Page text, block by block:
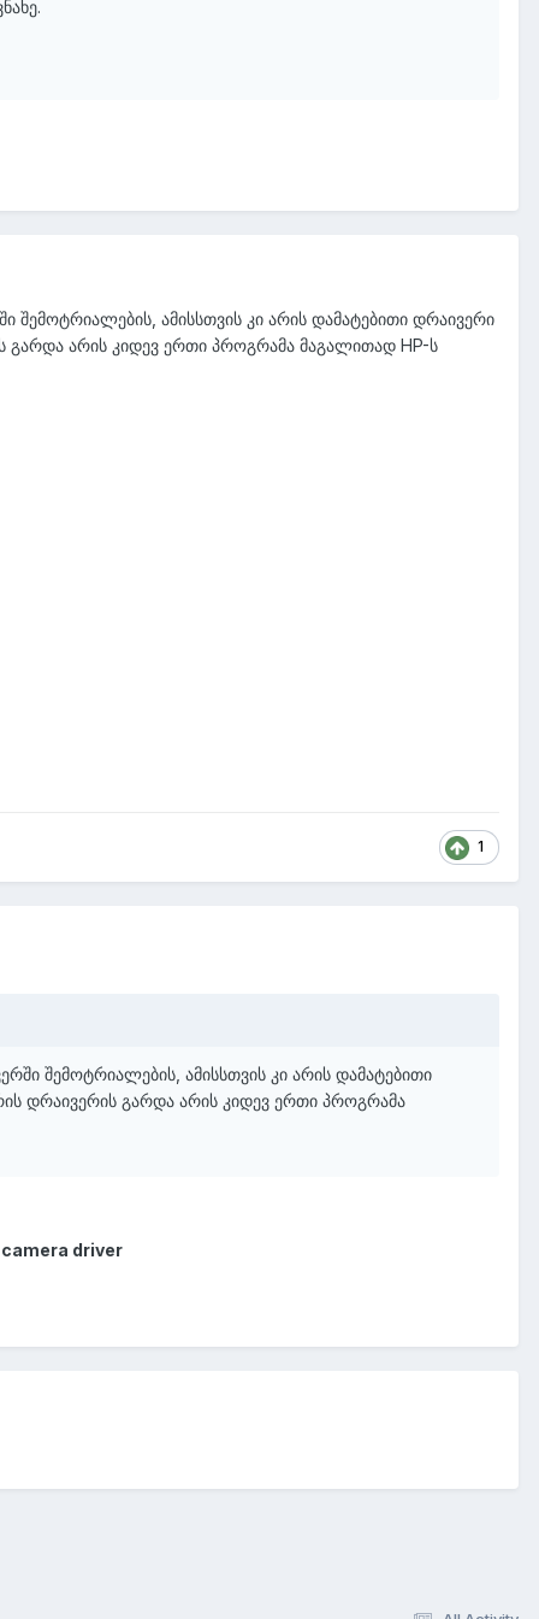
შემოტრიალების, ამისსთვის კი არის დამატებითი დრაივერი
გარდა არის კიდევ ერთი პროგრამა მაგალითად HP-ს
1
შემოტრიალების, ამისსთვის კი არის დამატებითი
დრაივერის გარდა არის კიდევ ერთი პროგრამა
driver